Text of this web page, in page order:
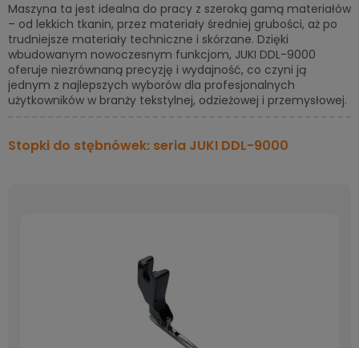
Maszyna ta jest idealna do pracy z szeroką gamą materiałów
– od lekkich tkanin, przez materiały średniej grubości, aż po
trudniejsze materiały techniczne i skórzane. Dzięki
wbudowanym nowoczesnym funkcjom, JUKI DDL-9000
oferuje niezrównaną precyzję i wydajność, co czyni ją
jednym z najlepszych wyborów dla profesjonalnych
użytkowników w branży tekstylnej, odzieżowej i przemysłowej.
Stopki do stębnówek: seria JUKI DDL-9000